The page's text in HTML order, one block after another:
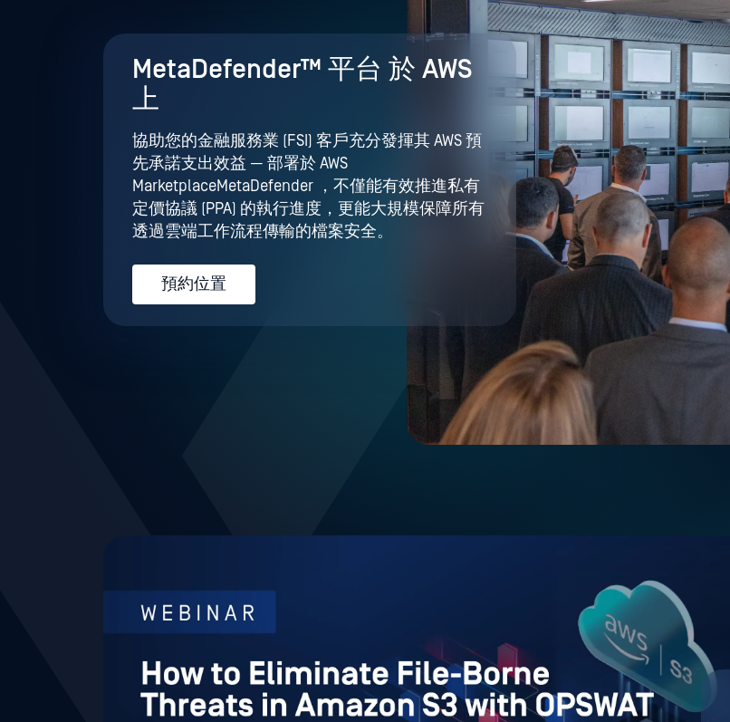
MetaDefender™ 平台 於 AWS
上
協助您的金融服務業 (FSI) 客戶充分發揮其 AWS 預
先承諾支出效益 — 部署於 AWS
MarketplaceMetaDefender ，不僅能有效推進私有
定價協議 (PPA) 的執行進度，更能大規模保障所有
透過雲端工作流程傳輸的檔案安全。
預約位置